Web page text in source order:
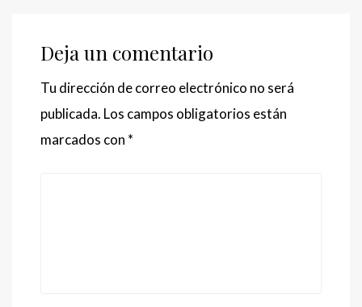
Deja un comentario
Tu dirección de correo electrónico no será
publicada. Los campos obligatorios están
marcados con *